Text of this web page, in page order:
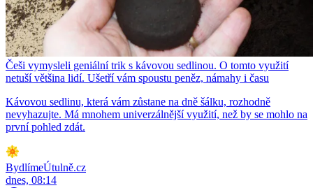
Češi vymysleli geniální trik s kávovou sedlinou. O tomto využití
netuší většina lidí. Ušetří vám spoustu peněz, námahy i času
Kávovou sedlinu, která vám zůstane na dně šálku, rozhodně
nevyhazujte. Má mnohem univerzálnější využití, než by se mohlo na
první pohled zdát.
BydlímeÚtulně.cz
dnes, 08:14